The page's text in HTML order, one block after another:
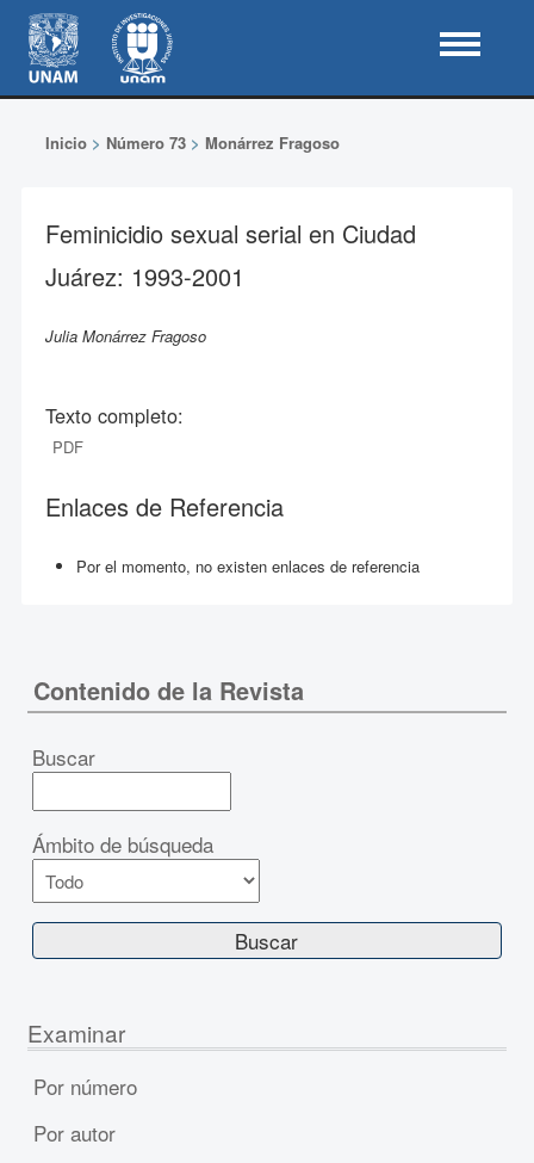
Inicio> Número 73> Monárrez Fragoso
Feminicidio sexual serial en Ciudad
Juárez: 1993-2001
Julia Monárrez Fragoso
Texto completo:
PDF
Enlaces de Referencia
Por el momento, no existen enlaces de referencia
Contenido de la Revista
Buscar
Ámbito de búsqueda
Examinar
Por número
Por autor